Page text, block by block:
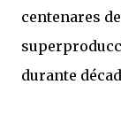
centenares
durante